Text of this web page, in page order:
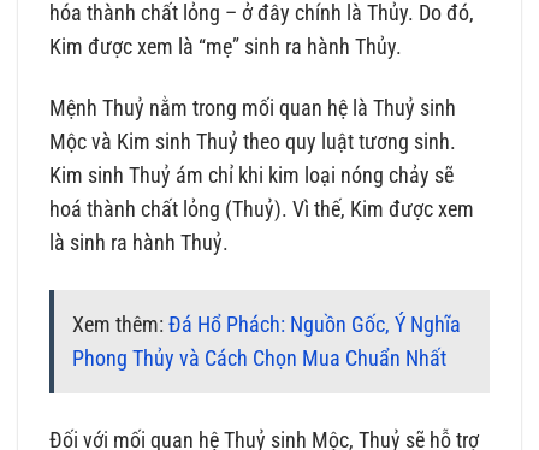
hóa thành chất lỏng – ở đây chính là Thủy. Do đó,
Kim được xem là “mẹ” sinh ra hành Thủy.
Mệnh Thuỷ nằm trong mối quan hệ là Thuỷ sinh
Mộc và Kim sinh Thuỷ theo quy luật tương sinh.
Kim sinh Thuỷ ám chỉ khi kim loại nóng chảy sẽ
hoá thành chất lỏng (Thuỷ). Vì thế, Kim được xem
là sinh ra hành Thuỷ.
Xem thêm:Đá Hổ Phách: Nguồn Gốc, Ý Nghĩa
Phong Thủy và Cách Chọn Mua Chuẩn Nhất
Đối với mối quan hệ Thuỷ sinh Mộc, Thuỷ sẽ hỗ trợ